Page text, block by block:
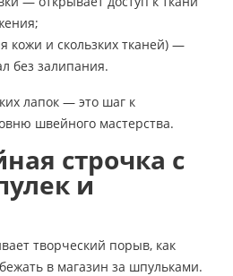
кожи и скользких тканей) —
без залипания.
лапок — это шаг к
швейного мастерства.
строчка с
и
творческий порыв, как
в магазин за шпульками.